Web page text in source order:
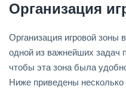
Организация
Организация игровой зоны
одной из важнейших задач
чтобы эта зона была
Ниже приведены несколько